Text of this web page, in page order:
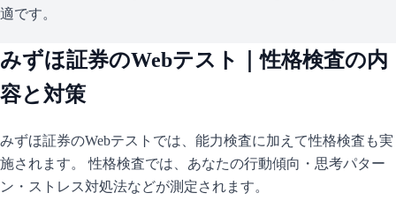
適です。
みずほ証券のWebテスト｜性格検査の内
容と対策
みずほ証券のWebテストでは、能力検査に加えて性格検査も実
施されます。 性格検査では、あなたの行動傾向・思考パター
ン・ストレス対処法などが測定されます。